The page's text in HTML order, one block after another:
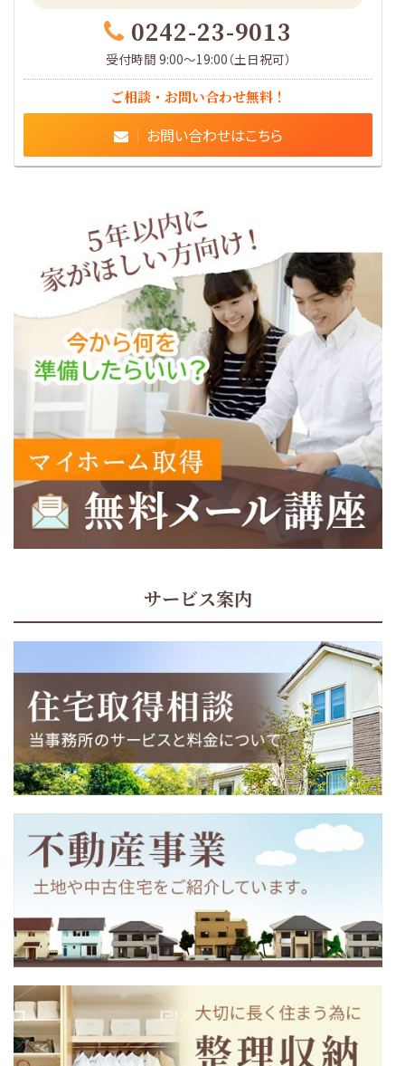
0242-23-9013
受付時間 9:00～19:00（土日祝可）
ご相談・お問い合わせ無料！
お問い合わせはこちら
サービス案内